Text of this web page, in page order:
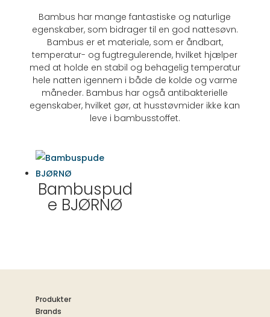
Bambus har mange fantastiske og naturlige
egenskaber, som bidrager til en god nattesøvn.
Bambus er et materiale, som er åndbart,
temperatur- og fugtregulerende, hvilket hjælper
med at holde en stabil og behagelig temperatur
hele natten igennem i både de kolde og varme
måneder. Bambus har også antibakterielle
egenskaber, hvilket gør, at husstøvmider ikke kan
leve i bambusstoffet.
Bambuspud
e BJØRNØ
Produkter
Brands